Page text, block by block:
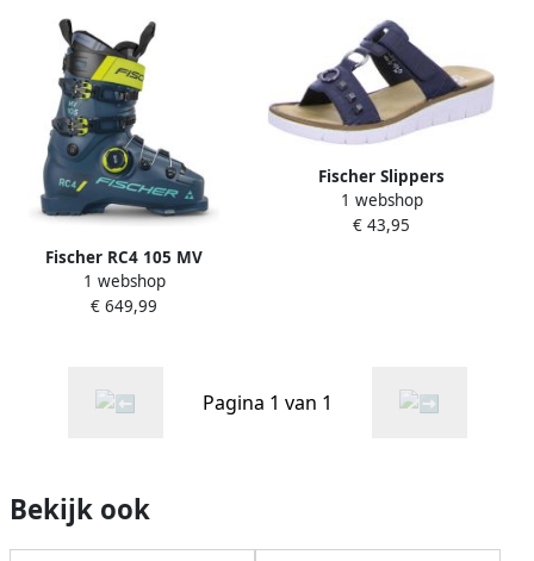
Fischer RC4 105 MV
Skischoenen dames 245
1 webshop
€ 649,99
Fischer Slippers
1 webshop
€ 43,95
Pagina 1 van 1
Bekijk ook